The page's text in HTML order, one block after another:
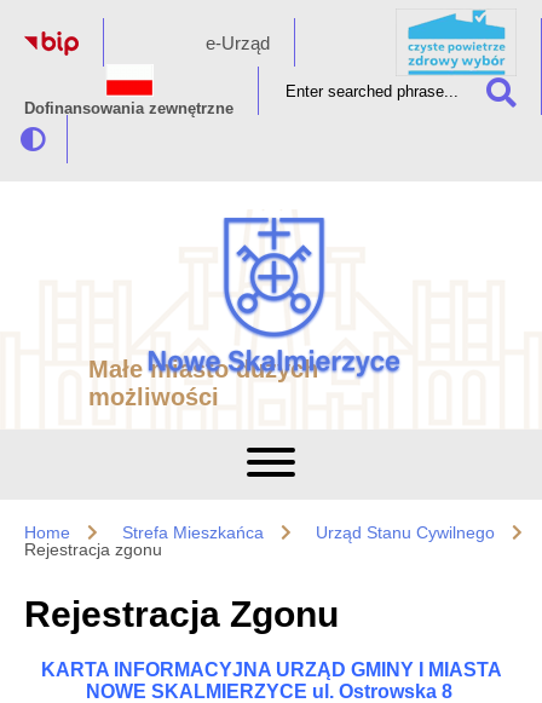
e-Urząd
Dofinansowania zewnętrzne
Małe miasto dużych
możliwości
Home Strefa Mieszkańca
Urząd Stanu Cywilnego
Rejestracja zgonu
Rejestracja Zgonu
KARTA INFORMACYJNA URZĄD GMINY I MIASTA
NOWE SKALMIERZYCE ul. Ostrowska 8